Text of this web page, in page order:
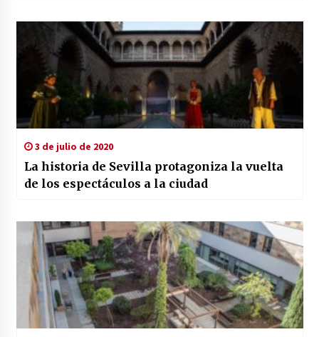
3 de julio de 2020
La historia de Sevilla protagoniza la vuelta
de los espectáculos a la ciudad